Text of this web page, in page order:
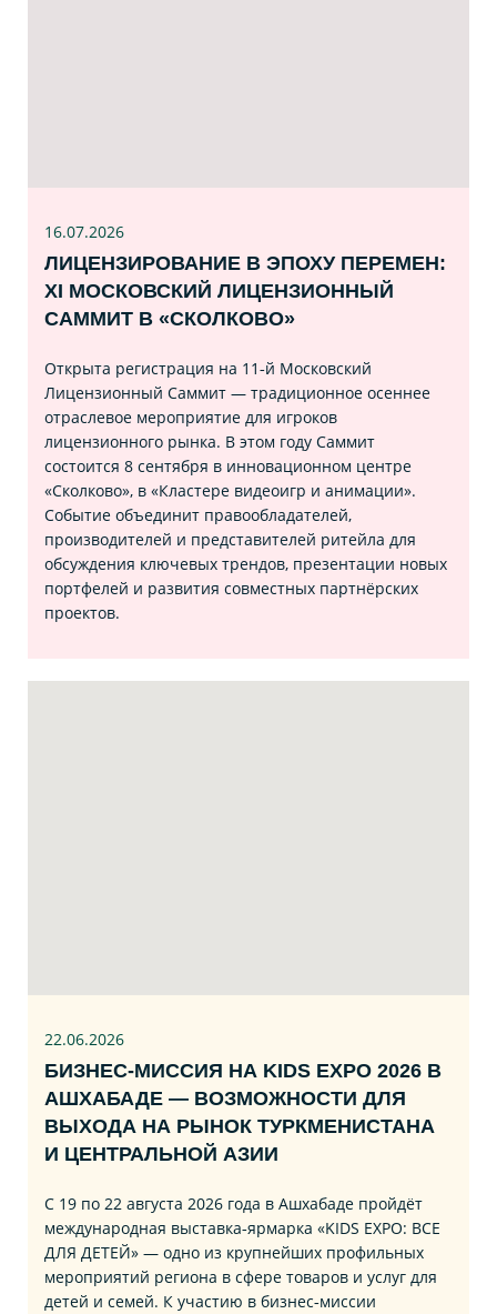
16.07.2026
ЛИЦЕНЗИРОВАНИЕ В ЭПОХУ ПЕРЕМЕН:
XI МОСКОВСКИЙ ЛИЦЕНЗИОННЫЙ
САММИТ В «СКОЛКОВО»
Открыта регистрация на 11‑й Московский
Лицензионный Саммит — традиционное осеннее
отраслевое мероприятие для игроков
лицензионного рынка. В этом году Саммит
состоится 8 сентября в инновационном центре
«Сколково», в «Кластере видеоигр и анимации».
Событие объединит правообладателей,
производителей и представителей ритейла для
обсуждения ключевых трендов, презентации новых
портфелей и развития совместных партнёрских
проектов.
22.06.2026
БИЗНЕС‑МИССИЯ НА KIDS EXPO 2026 В
АШХАБАДЕ — ВОЗМОЖНОСТИ ДЛЯ
ВЫХОДА НА РЫНОК ТУРКМЕНИСТАНА
И ЦЕНТРАЛЬНОЙ АЗИИ
С 19 по 22 августа 2026 года в Ашхабаде пройдёт
международная выставка‑ярмарка «KIDS EXPO: ВСЕ
ДЛЯ ДЕТЕЙ» — одно из крупнейших профильных
мероприятий региона в сфере товаров и услуг для
детей и семей. К участию в бизнес‑миссии